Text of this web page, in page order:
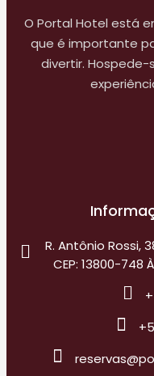
O Portal Hotel está
que é importante
divertir. Hospede-
R. Antônio Rossi,
CEP: 13800-748